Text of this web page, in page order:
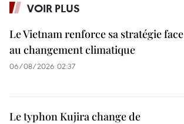
VOIR PLUS
Le Vietnam renforce sa stratégie face
au changement climatique
06/08/2026 02:37
Le typhon Kujira change de